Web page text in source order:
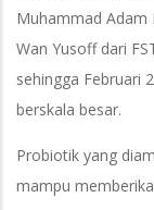
Muhammad Adam
Wan Yusoff dari
sehingga Februari
berskala besar.
Probiotik yang
mampu